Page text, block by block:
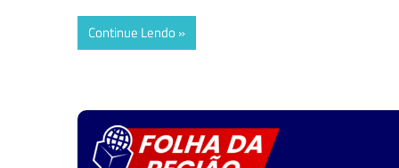
Continue Lendo